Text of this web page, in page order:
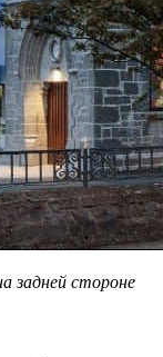
задней стороне